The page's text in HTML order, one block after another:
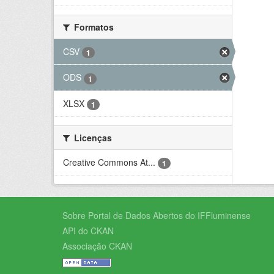
Formatos
CSV
1
ODS 1
XLSX 1
Licenças
Creative Commons At...
1
Sobre Portal de Dados Abertos do IFFluminense
API do CKAN
Associação CKAN